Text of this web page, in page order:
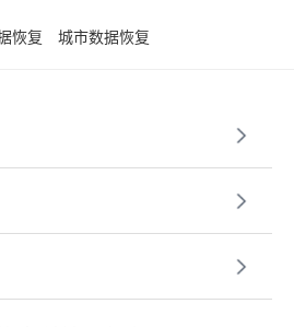
恢复 城市数据恢复